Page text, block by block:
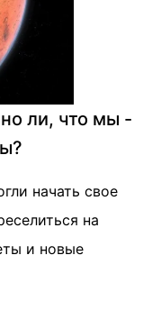
ли, что мы -
начать свое
на
и новые